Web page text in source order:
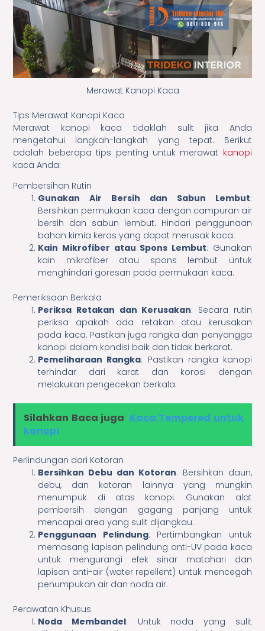
Merawat Kanopi Kaca
Tips Merawat Kanopi Kaca
Merawat kanopi kaca tidaklah sulit jika Anda
mengetahui langkah-langkah yang tepat. Berikut
adalah beberapa tips penting untuk merawat kanopi
kaca Anda:
Pembersihan Rutin
Gunakan Air Bersih dan Sabun Lembut:
Bersihkan permukaan kaca dengan campuran air
bersih dan sabun lembut. Hindari penggunaan
bahan kimia keras yang dapat merusak kaca.
Kain Mikrofiber atau Spons Lembut: Gunakan
kain mikrofiber atau spons lembut untuk
menghindari goresan pada permukaan kaca.
Pemeriksaan Berkala
Periksa Retakan dan Kerusakan: Secara rutin
periksa apakah ada retakan atau kerusakan
pada kaca. Pastikan juga rangka dan penyangga
kanopi dalam kondisi baik dan tidak berkarat.
Pemeliharaan Rangka: Pastikan rangka kanopi
terhindar dari karat dan korosi dengan
melakukan pengecekan berkala.
Silahkan Baca juga Kaca Tempered untuk
kanopi
Perlindungan dari Kotoran
Bersihkan Debu dan Kotoran: Bersihkan daun,
debu, dan kotoran lainnya yang mungkin
menumpuk di atas kanopi. Gunakan alat
pembersih dengan gagang panjang untuk
mencapai area yang sulit dijangkau.
Penggunaan Pelindung: Pertimbangkan untuk
memasang lapisan pelindung anti-UV pada kaca
untuk mengurangi efek sinar matahari dan
lapisan anti-air (water repellent) untuk mencegah
penumpukan air dan noda air.
Perawatan Khusus
Noda Membandel: Untuk noda yang sulit